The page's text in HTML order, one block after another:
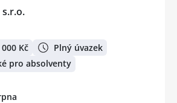
Kč
Plný úvazek
pro absolventy